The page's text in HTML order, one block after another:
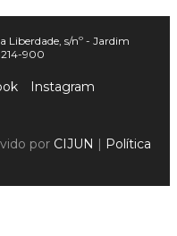
Liberdade, s/nº - Jardim
900
Instagram
por CIJUN | Política